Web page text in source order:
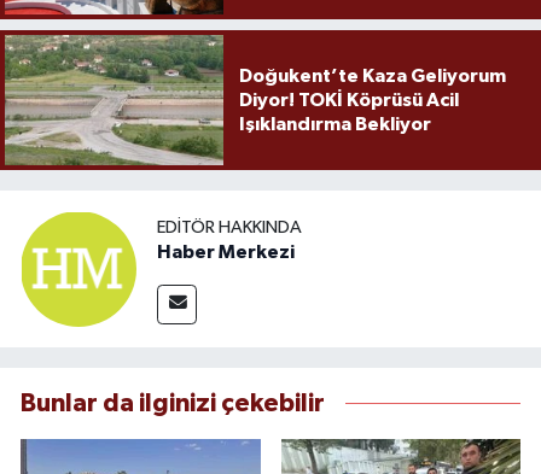
Doğukent’te Kaza Geliyorum
Diyor! TOKİ Köprüsü Acil
Işıklandırma Bekliyor
EDITÖR HAKKINDA
Haber Merkezi
Bunlar da ilginizi çekebilir